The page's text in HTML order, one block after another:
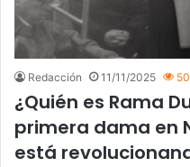
Redacción 11/11/2025
¿Quién es Rama
primera dama en
está